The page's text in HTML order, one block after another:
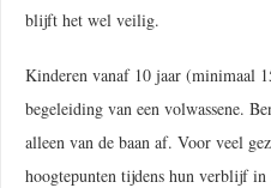
blijft het wel veilig.
Kinderen vanaf 10 jaar (minimaal
begeleiding van een volwassene.
alleen van de baan af. Voor veel
hoogtepunten tijdens hun verblijf in